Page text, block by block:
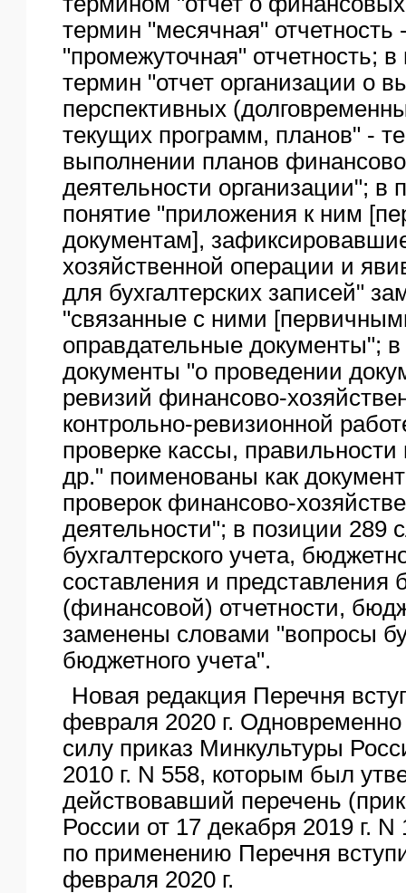
термин "месячная"
"промежуточная" отчетность;
термин "отчет организации о
перспективных
текущих программ, планов" -
выполнении планов
деятельности организации"; в
понятие "приложения к ним
документам],
хозяйственной операции и
для бухгалтерских записей"
"связанные с ними
оправдательные документы";
документы "о проведении
ревизий финансово-
контрольно-ревизионной
проверке кассы,
др." поименованы как
проверок финансово-
деятельности"; в позиции 289
бухгалтерского учета,
составления и представления
(финансовой) отчетности,
заменены словами "вопросы
бюджетного учета".
Новая редакция Перечня
февраля 2020 г. Одновременно
силу приказ Минкультуры
2010 г. N 558, которым был
действовавший перечень
России от 17 декабря 2019 г.
по применению Перечня
февраля 2020 г.